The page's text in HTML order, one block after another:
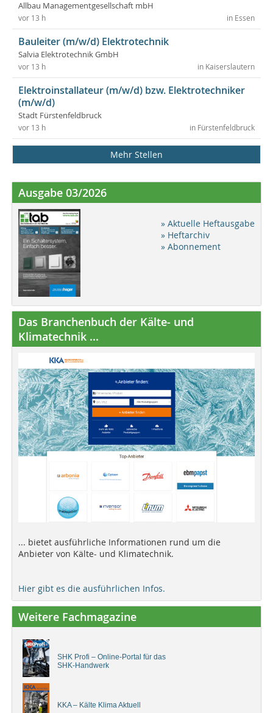
Allbau Managementgesellschaft mbH
in Essen
vor 13 h
Bauleiter (m/w/d) Elektrotechnik
Salvia Elektrotechnik GmbH
in Kaiserslautern
vor 13 h
Elektroinstallateur (m/w/d) bzw. Elektrotechniker
(m/w/d)
Stadt Fürstenfeldbruck
in Fürstenfeldbruck
vor 13 h
Mehr Stellen
Ausgabe 03/2026
» Aktuelle Heftausgabe
» Heftarchiv
» Abonnement
Das Branchenbuch der Kälte- und
Klimatechnik ...
... bietet ausführliche Informationen rund um die
Anbieter von Kälte- und Klimatechnik.
Hier gibt es die ausführlichen Infos.
Weitere Fachmagazine
SHK Profi – Online-Portal für das
SHK-Handwerk
KKA – Kälte Klima Aktuell